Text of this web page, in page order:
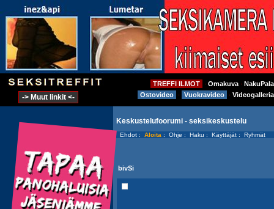
TREFFI ILMOT ⋅ Omakuva ⋅
Ostovideo
⋅ Vuokravideo ⋅ Videogalleria
-> Muut linkit <-
Keskustelufoorumi - seksikeskustelu
Ehdot : Aloita : Ohje : Haku : Käyttäjät : Ryhmät
bivSi